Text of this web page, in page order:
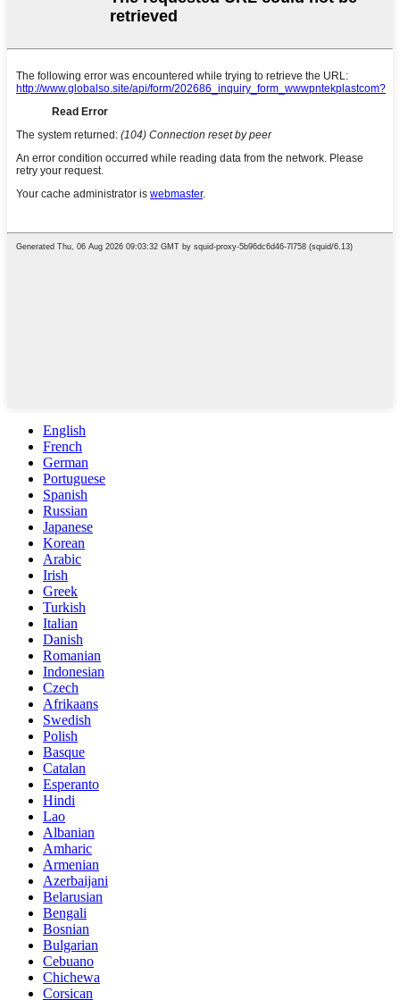
English
French
German
Portuguese
Spanish
Russian
Japanese
Korean
Arabic
Irish
Greek
Turkish
Italian
Danish
Romanian
Indonesian
Czech
Afrikaans
Swedish
Polish
Basque
Catalan
Esperanto
Hindi
Lao
Albanian
Amharic
Armenian
Azerbaijani
Belarusian
Bengali
Bosnian
Bulgarian
Cebuano
Chichewa
Corsican